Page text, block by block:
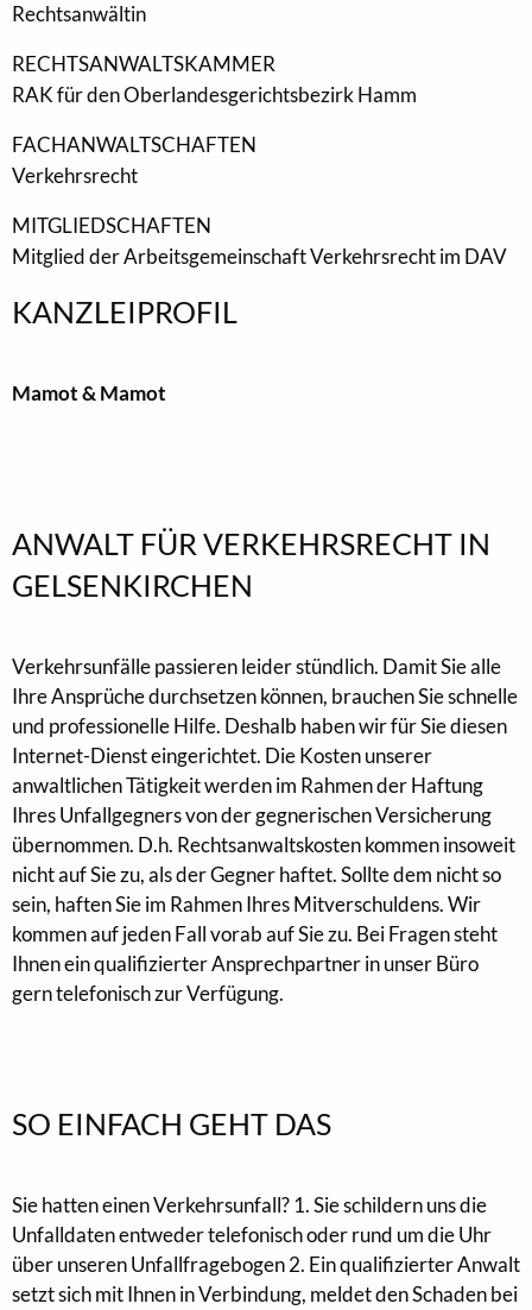
Rechtsanwältin
RECHTSANWALTSKAMMER
RAK für den Oberlandesgerichtsbezirk Hamm
FACHANWALTSCHAFTEN
Verkehrsrecht
MITGLIEDSCHAFTEN
Mitglied der Arbeitsgemeinschaft Verkehrsrecht im DAV
KANZLEIPROFIL
Mamot & Mamot
ANWALT FÜR VERKEHRSRECHT IN
GELSENKIRCHEN
Verkehrsunfälle passieren leider stündlich. Damit Sie alle
Ihre Ansprüche durchsetzen können, brauchen Sie schnelle
und professionelle Hilfe. Deshalb haben wir für Sie diesen
Internet-Dienst eingerichtet. Die Kosten unserer
anwaltlichen Tätigkeit werden im Rahmen der Haftung
Ihres Unfallgegners von der gegnerischen Versicherung
übernommen. D.h. Rechtsanwaltskosten kommen insoweit
nicht auf Sie zu, als der Gegner haftet. Sollte dem nicht so
sein, haften Sie im Rahmen Ihres Mitverschuldens. Wir
kommen auf jeden Fall vorab auf Sie zu. Bei Fragen steht
Ihnen ein qualifizierter Ansprechpartner in unser Büro
gern telefonisch zur Verfügung.
SO EINFACH GEHT DAS
Sie hatten einen Verkehrsunfall? 1. Sie schildern uns die
Unfalldaten entweder telefonisch oder rund um die Uhr
über unseren Unfallfragebogen 2. Ein qualifizierter Anwalt
setzt sich mit Ihnen in Verbindung, meldet den Schaden bei